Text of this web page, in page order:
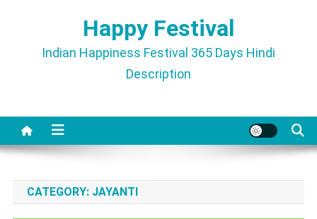
content
Happy Festival
Indian Happiness Festival 365 Days Hindi
Description
CATEGORY: JAYANTI